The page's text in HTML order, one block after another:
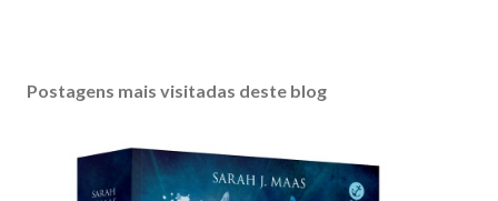
Postagens mais visitadas deste blog